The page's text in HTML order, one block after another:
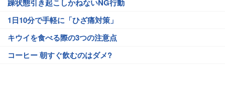
躁状態引き起こしかねないNG行動
1日10分で手軽に「ひざ痛対策」
キウイを食べる際の3つの注意点
コーヒー 朝すぐ飲むのはダメ?